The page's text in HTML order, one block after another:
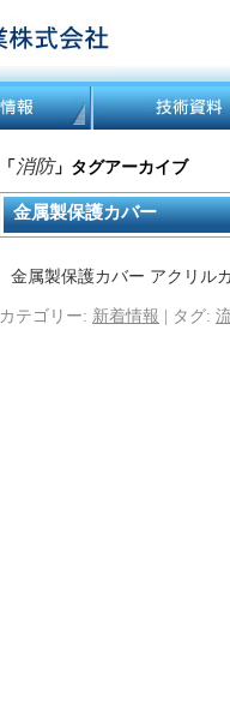
「 消防」タグアーカイブ
金属製保護カバー
金属製保護カバー アクリル
カテゴリー: 新着情報 | タグ: